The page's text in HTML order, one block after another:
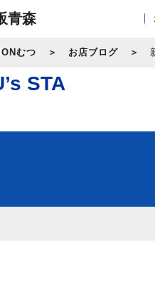
青森
むつ お店ブログ
STA